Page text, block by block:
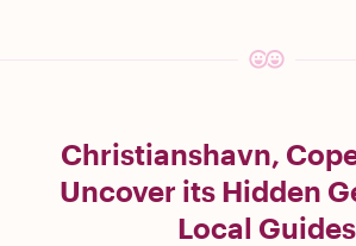
Christianshavn,
Uncover its Hidden
Local Guides